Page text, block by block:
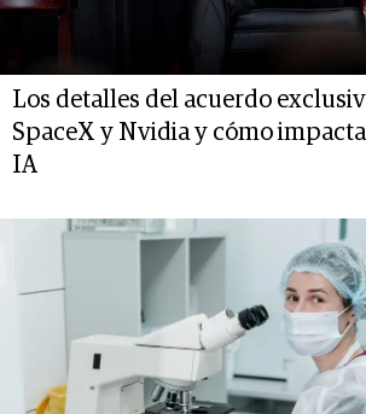
Los detalles del acuerdo
SpaceX y Nvidia y cómo
IA